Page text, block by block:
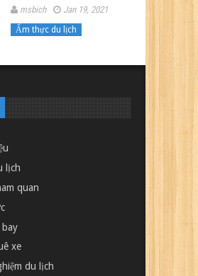
msbich Jan 19, 2021
Ẩm thực du lịch
lịch
quan
bay
xe
du lịch